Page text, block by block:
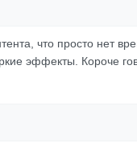
что просто нет
эффекты. Короче